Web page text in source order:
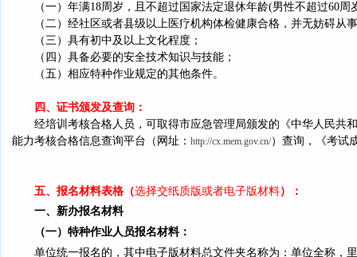
（一）年满18周岁，且不超过国家法定退休年龄(男性不超过60周
（二）经社区或者县级以上医疗机构体检健康合格，并无妨碍
（三）具有初中及以上文化程度；
（四）具备必要的安全技术知识与技能；
（五）相应特种作业规定的其他条件。
四、证书颁发及查询：
经培训考核合格人员，可取得市应急管理局颁发的《中华人民共
能力考核合格信息查询平台 （网址： http://cx.mem.gov.cn/） 查询，《考试
五、报名材料表格 （选择交纸质版或者电子版材料）：
一、新办报名材料
（一） 特种作业人员报名材料：
单位统一报名的，其中电子版材料总文件夹名称为： 单位全称 ，